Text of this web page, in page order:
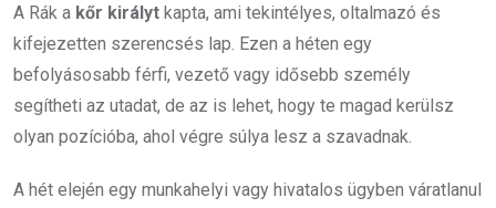
A Rák a kőr királyt kapta, ami tekintélyes, oltalmazó és
kifejezetten szerencsés lap. Ezen a héten egy
befolyásosabb férfi, vezető vagy idősebb személy
segítheti az utadat, de az is lehet, hogy te magad kerülsz
olyan pozícióba, ahol végre súlya lesz a szavadnak.
A hét elején egy munkahelyi vagy hivatalos ügyben váratlanul